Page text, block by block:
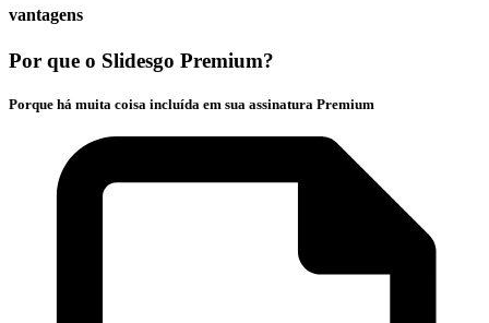
vantagens
Por que o Slidesgo Premium?
Porque há muita coisa incluída em sua assinatura Premium